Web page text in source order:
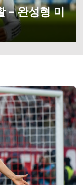
– 완성형 미